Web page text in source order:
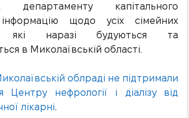
капітального
інформацію щодо усіх сімейних
які наразі будуються та
в Миколаївській області.
облраді не підтримали
Центру нефрології і діалізу від
лікарні.